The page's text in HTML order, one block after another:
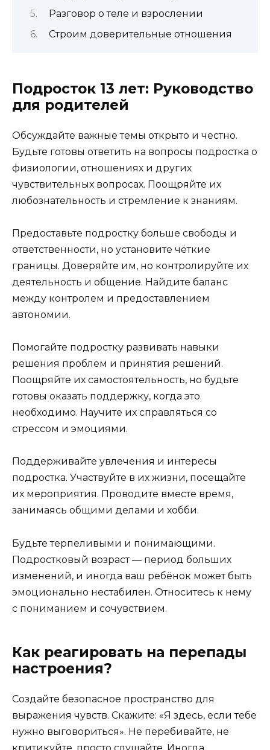
Разговор о теле и взрослении
Строим доверительные отношения
Подросток 13 лет: Руководство
для родителей
Обсуждайте важные темы открыто и честно.
Будьте готовы ответить на вопросы подростка о
физиологии, отношениях и других
чувствительных вопросах. Поощряйте их
любознательность и стремление к знаниям.
Предоставьте подростку больше свободы и
ответственности, но установите чёткие
границы. Доверяйте им, но контролируйте их
деятельность и общение. Найдите баланс
между контролем и предоставлением
автономии.
Помогайте подростку развивать навыки
решения проблем и принятия решений.
Поощряйте их самостоятельность, но будьте
готовы оказать поддержку, когда это
необходимо. Научите их справляться со
стрессом и эмоциями.
Поддерживайте увлечения и интересы
подростка. Участвуйте в их жизни, посещайте
их мероприятия. Проводите вместе время,
занимаясь общими делами и хобби.
Будьте терпеливыми и понимающими.
Подростковый возраст — период больших
изменений, и иногда ваш ребёнок может быть
эмоционально нестабилен. Относитесь к нему
с пониманием и сочувствием.
Как реагировать на перепады
настроения?
Создайте безопасное пространство для
выражения чувств. Скажите: «Я здесь, если тебе
нужно выговориться». Не перебивайте, не
критикуйте, просто слушайте. Иногда